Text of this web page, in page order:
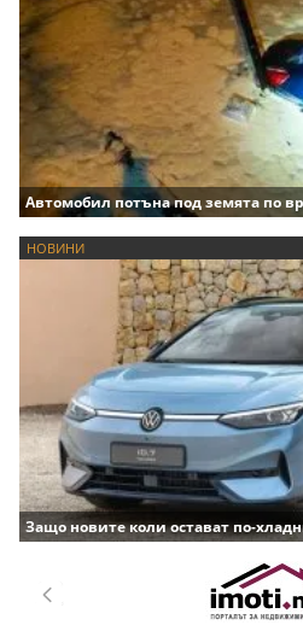
Автомобил потъна под земята по
НОВИНИ
Защо новите коли остават по-